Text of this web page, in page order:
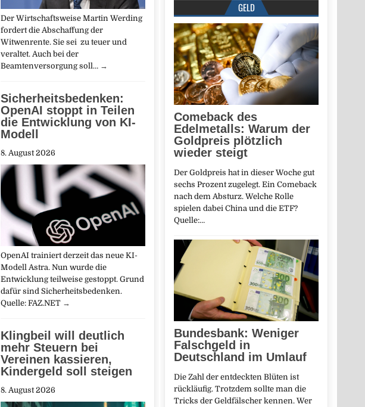
GELD
Comeback des
Edelmetalls: Warum der
Goldpreis plötzlich
wieder steigt
Der Goldpreis hat in dieser Woche gut
sechs Prozent zugelegt. Ein Comeback
nach dem Absturz. Welche Rolle
spielen dabei China und die ETF?
Quelle:…
Bundesbank: Weniger
Falschgeld in
Deutschland im Umlauf
Die Zahl der entdeckten Blüten ist
rückläufig. Trotzdem sollte man die
Tricks der Geldfälscher kennen. Wer
Der Wirtschaftsweise Martin Werding
fordert die Abschaffung der
Witwenrente. Sie sei zu teuer und
veraltet. Auch bei der
Beamtenversorgung soll… →
Sicherheitsbedenken:
OpenAI stoppt in Teilen
die Entwicklung von KI-
Modell
8. August 2026
OpenAI trainiert derzeit das neue KI-
Modell Astra. Nun wurde die
Entwicklung teilweise gestoppt. Grund
dafür sind Sicherheitsbedenken.
Quelle: FAZ.NET →
Klingbeil will deutlich
mehr Steuern bei
Vereinen kassieren,
Kindergeld soll steigen
8. August 2026